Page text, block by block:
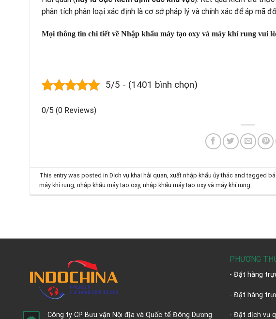
phân tích phân loại xác định là cơ sở pháp lý và chính xác để áp mã
Mọi thông tin chi tiết về Nhập khẩu máy tạo oxy và máy khí rung vui
5/5 - (1401 bình chọn)
0/5 (0 Reviews)
This entry was posted inDịch vụ khai hải quan, xuất nhập khẩu ủy thác and tagged
máy khí rung,nhập khẩu máy tạo oxy,nhập khẩu máy tạo oxy và máy khí rung.
Công ty CP Bưu vận Nội địa và Quốc tế Đông Dương
PHƯƠNG
- Đặt hàng
- Đặt hàng
- Đặt dịch vụ